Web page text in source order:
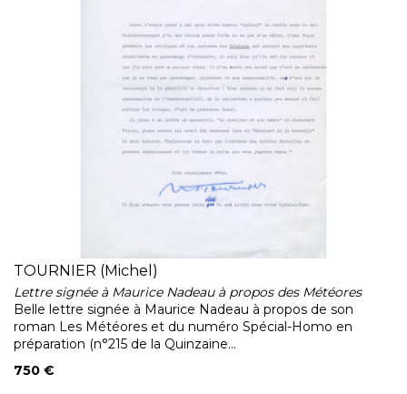
TOURNIER (Michel)
Lettre signée à Maurice Nadeau à propos des Météores
Belle lettre signée à Maurice Nadeau à propos de son
roman Les Météores et du numéro Spécial-Homo en
préparation (n°215 de la Quinzaine...
750 €